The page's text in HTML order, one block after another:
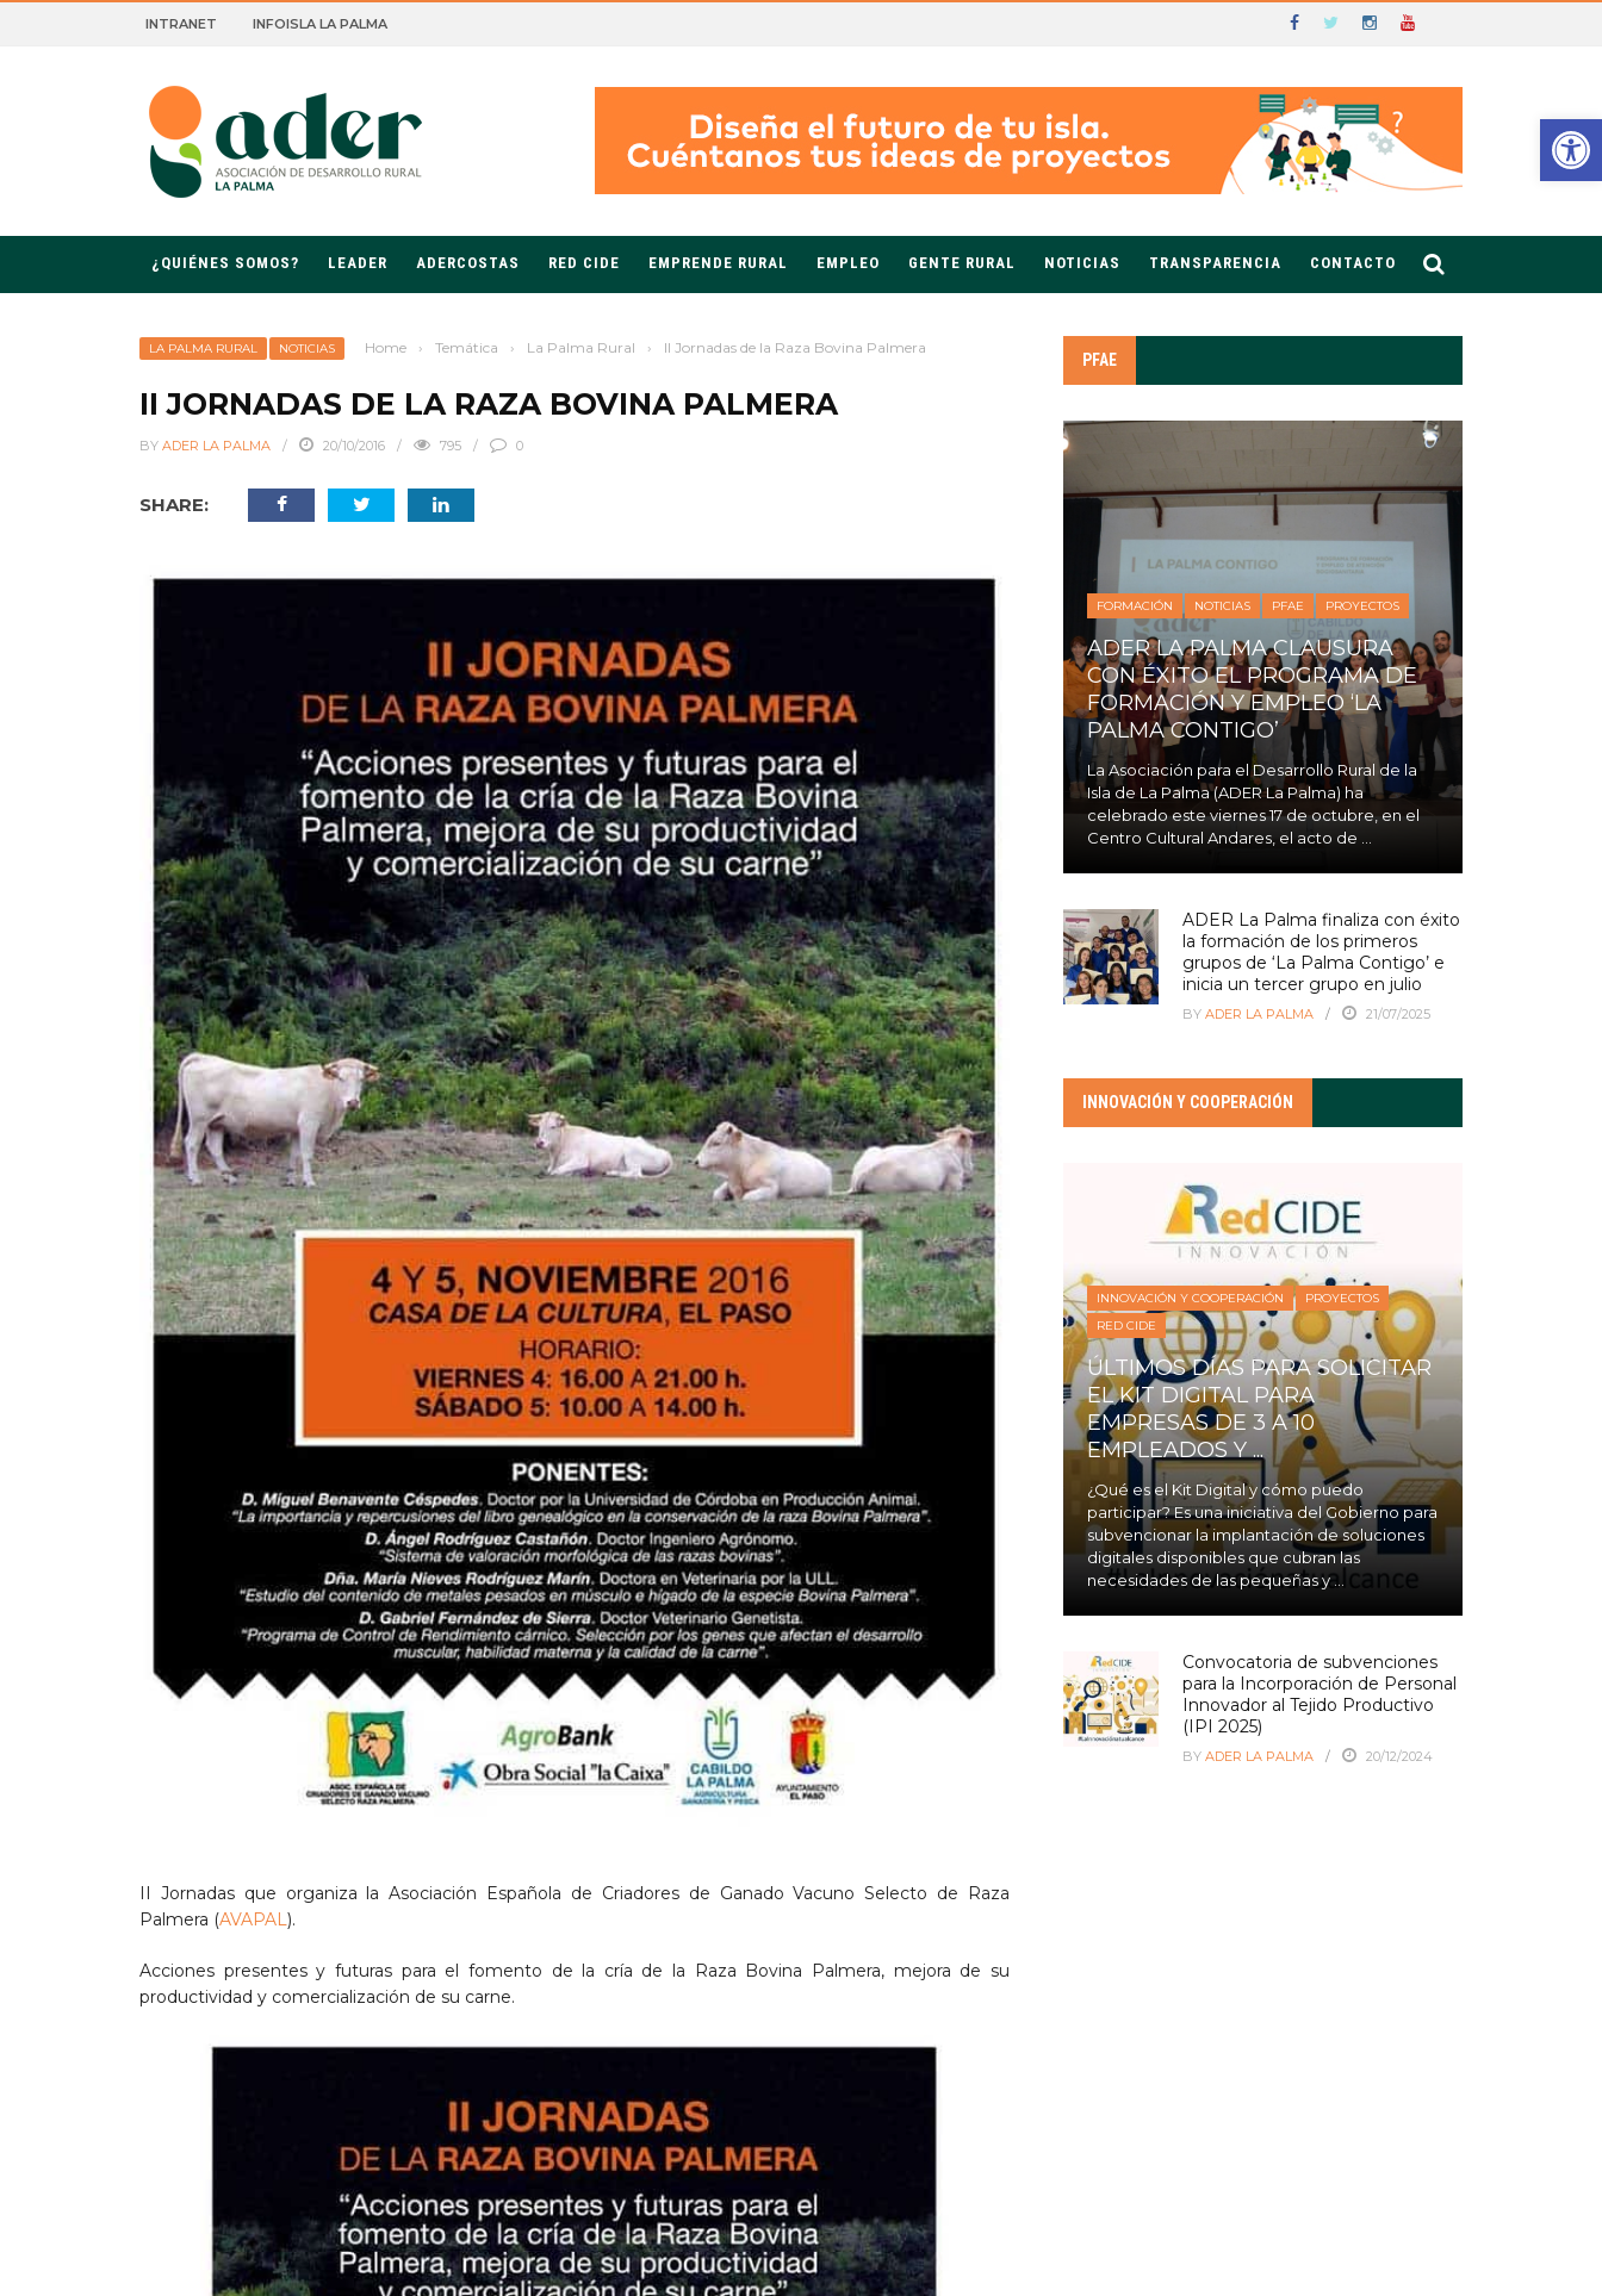
RURAL DE LA PALMA
INTRANET INFOISLA LA PALMA
¿QUIÉNES SOMOS? LEADER ADERCOSTAS RED CIDE EMPRENDE RURAL EMPLEO GENTE RURAL NOTICIAS TRANSPARENCIA CONTACTO
LA PALMA RURAL NOTICIAS Home › Temática › La Palma Rural › II Jornadas de la Raza Bovina Palmera
II JORNADAS DE LA RAZA BOVINA PALMERA
BY ADER LA PALMA 20/10/2016 795 0
SHARE:
II Jornadas que organiza la Asociación Española de Criadores de Ganado Vacuno Selecto de Raza
Palmera (AVAPAL ).
Acciones presentes y futuras para el fomento de la cría de la Raza Bovina Palmera, mejora de su
productividad y comercialización de su carne.
PFAE
FORMACIÓN NOTICIAS PFAE PROYECTOS
ADER LA PALMA CLAUSURA
CON ÉXITO EL PROGRAMA DE
FORMACIÓN Y EMPLEO ‘LA
PALMA CONTIGO’
La Asociación para el Desarrollo Rural de la
Isla de La Palma (ADER La Palma) ha
celebrado este viernes 17 de octubre, en el
Centro Cultural Andares, el acto de ...
ADER La Palma finaliza con éxito
la formación de los primeros
grupos de ‘La Palma Contigo’ e
inicia un tercer grupo en julio
BY ADER LA PALMA 21/07/2025
INNOVACIÓN Y COOPERACIÓN
INNOVACIÓN Y COOPERACIÓN
PROYECTOS
RED CIDE
ÚLTIMOS DÍAS PARA SOLICITAR
EL KIT DIGITAL PARA
EMPRESAS DE 3 A 10
EMPLEADOS Y ...
¿Qué es el Kit Digital y cómo puedo
participar? Es una iniciativa del Gobierno para
subvencionar la implantación de soluciones
digitales disponibles que cubran las
necesidades de las pequeñas y ...
Convocatoria de subvenciones
para la Incorporación de Personal
Innovador al Tejido Productivo
(IPI 2025)
BY ADER LA PALMA 20/12/2024